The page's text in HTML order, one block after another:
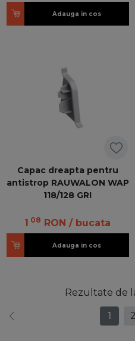
Adauga in cos
Capac dreapta pentru
antistrop RAUWALON WAP
118/128 GRI
1 08 RON / bucata
Adauga in cos
Rezultate de
1 2